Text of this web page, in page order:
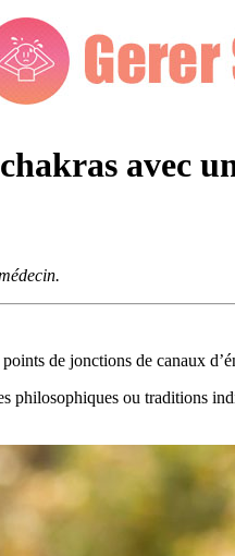
avec
de jonctions de canaux
philosophiques ou traditions